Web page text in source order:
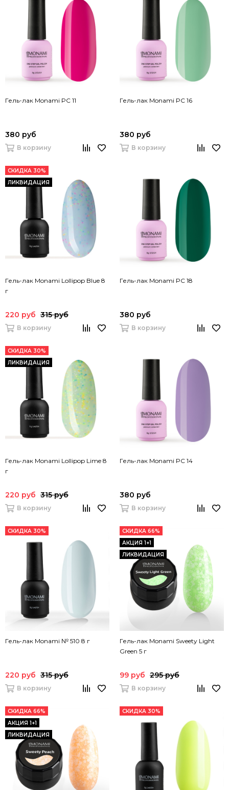
Гель-лак Monami PC 11
380 руб
В корзину
Гель-лак Monami PC 16
380 руб
В корзину
СКИДКА 30%
ЛИКВИДАЦИЯ
Гель-лак Monami Lollipop Blue 8
г
220 руб 315 руб
В корзину
Гель-лак Monami PC 18
380 руб
В корзину
СКИДКА 30%
ЛИКВИДАЦИЯ
Гель-лак Monami Lollipop Lime 8
г
220 руб 315 руб
В корзину
Гель-лак Monami PC 14
380 руб
В корзину
СКИДКА 30%
Гель-лак Monami № 510 8 г
220 руб 315 руб
В корзину
СКИДКА 66%
АКЦИЯ 1+1
ЛИКВИДАЦИЯ
Гель-лак Monami Sweety Light
Green 5 г
99 руб 295 руб
В корзину
СКИДКА 66%
АКЦИЯ 1+1
ЛИКВИДАЦИЯ
СКИДКА 30%